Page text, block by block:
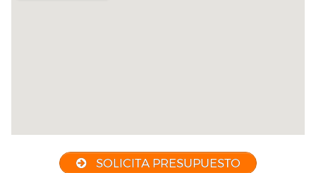
SOLICITA PRESUPUESTO